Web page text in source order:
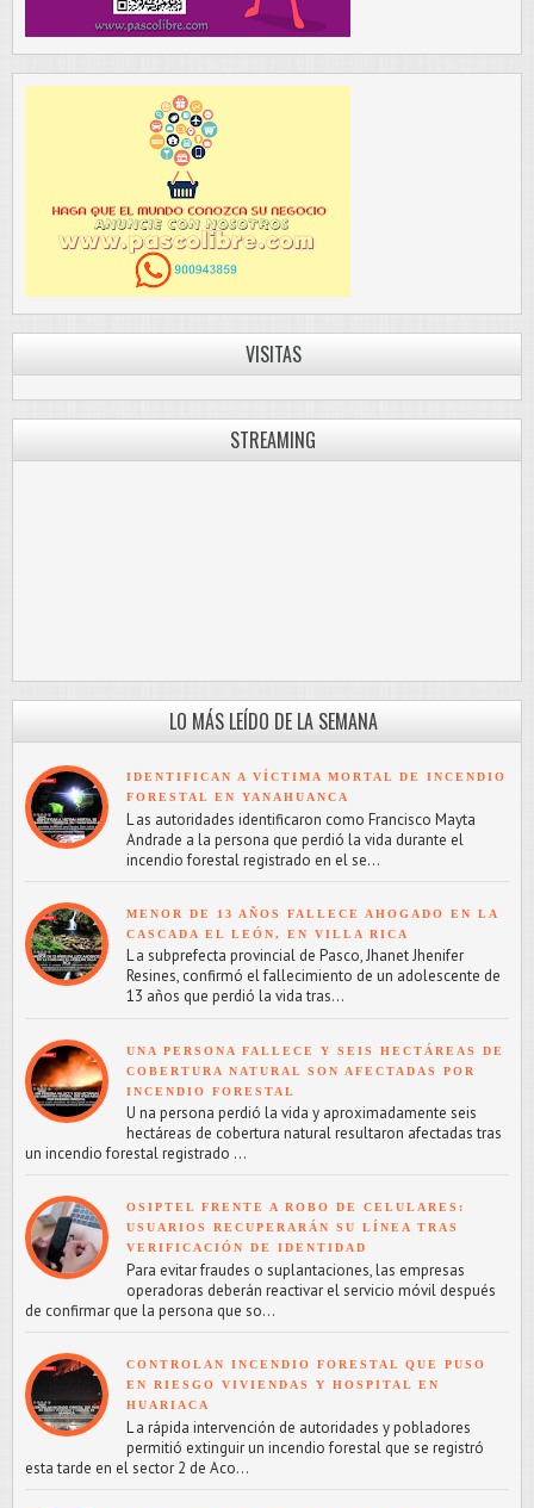
VISITAS
STREAMING
LO MÁS LEÍDO DE LA SEMANA
IDENTIFICAN A VÍCTIMA MORTAL DE INCENDIO
FORESTAL EN YANAHUANCA
L as autoridades identificaron como Francisco Mayta
Andrade a la persona que perdió la vida durante el
incendio forestal registrado en el se...
MENOR DE 13 AÑOS FALLECE AHOGADO EN LA
CASCADA EL LEÓN, EN VILLA RICA
L a subprefecta provincial de Pasco, Jhanet Jhenifer
Resines, confirmó el fallecimiento de un adolescente de
13 años que perdió la vida tras...
UNA PERSONA FALLECE Y SEIS HECTÁREAS DE
COBERTURA NATURAL SON AFECTADAS POR
INCENDIO FORESTAL
U na persona perdió la vida y aproximadamente seis
hectáreas de cobertura natural resultaron afectadas tras
un incendio forestal registrado ...
OSIPTEL FRENTE A ROBO DE CELULARES:
USUARIOS RECUPERARÁN SU LÍNEA TRAS
VERIFICACIÓN DE IDENTIDAD
Para evitar fraudes o suplantaciones, las empresas
operadoras deberán reactivar el servicio móvil después
de confirmar que la persona que so...
CONTROLAN INCENDIO FORESTAL QUE PUSO
EN RIESGO VIVIENDAS Y HOSPITAL EN
HUARIACA
L a rápida intervención de autoridades y pobladores
permitió extinguir un incendio forestal que se registró
esta tarde en el sector 2 de Aco...